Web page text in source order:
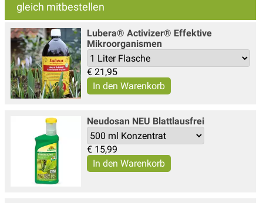
gleich mitbestellen
Lubera® Activizer® Effektive
Mikroorganismen
€ 21,95
Neudosan NEU Blattlausfrei
€ 15,99